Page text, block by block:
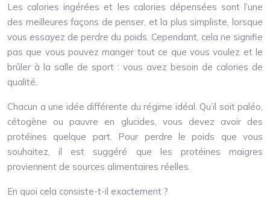
Les calories ingérées et les calories dépensées sont l’une
des meilleures façons de penser, et la plus simpliste, lorsque
vous essayez de perdre du poids. Cependant, cela ne signifie
pas que vous pouvez manger tout ce que vous voulez et le
brûler à la salle de sport : vous avez besoin de calories de
qualité.
Chacun a une idée différente du régime idéal. Qu’il soit paléo,
cétogène ou pauvre en glucides, vous devez avoir des
protéines quelque part. Pour perdre le poids que vous
souhaitez, il est suggéré que les protéines maigres
proviennent de sources alimentaires réelles.
En quoi cela consiste-t-il exactement ?